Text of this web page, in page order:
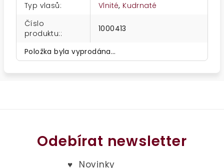
Typ vlasů: Vlnité, Kudrnaté
Číslo
produktu:: 1000413
Položka byla vyprodána…
Odebírat newsletter